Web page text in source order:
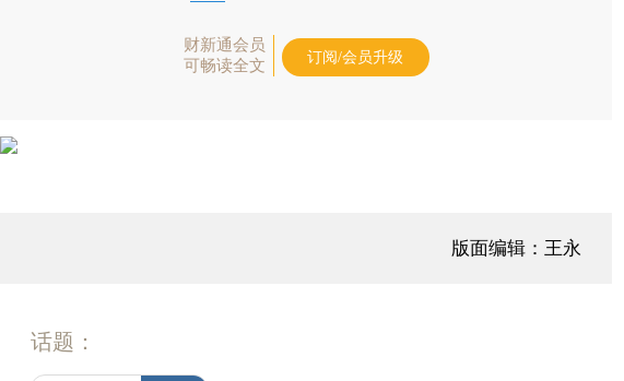
财新通会员
可畅读全文
订阅/会员升级
版面编辑：王永
话题：